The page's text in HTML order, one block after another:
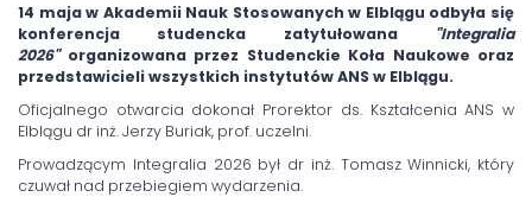
14 maja w Akademii Nauk Stosowanych w Elblągu odbyła się
konferencja studencka zatytułowana"Integralia
2026"organizowana przez Studenckie Koła Naukowe oraz
przedstawicieli wszystkich instytutów ANS w Elblągu.
Oficjalnego otwarcia dokonał Prorektor ds. Kształcenia ANS w
Elblągu dr inż. Jerzy Buriak, prof. uczelni.
Prowadzącym Integralia 2026 był dr inż. Tomasz Winnicki, który
czuwał nad przebiegiem wydarzenia.